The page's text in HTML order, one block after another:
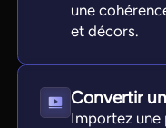
une
et décors.
Convertir
Importez